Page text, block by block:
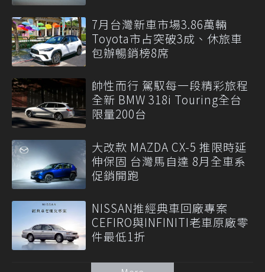
7月台灣新車市場3.86萬輛
Toyota市占突破3成、休旅車
包辦暢銷榜8席
帥性而行 駕馭每一段精彩旅程
全新 BMW 318i Touring全台
限量200台
大改款 MAZDA CX-5 推限時延
伸保固 台灣馬自達 8月全車系
促銷開跑
NISSAN推經典車回廠專案
CEFIRO與INFINITI老車原廠零
件最低1折